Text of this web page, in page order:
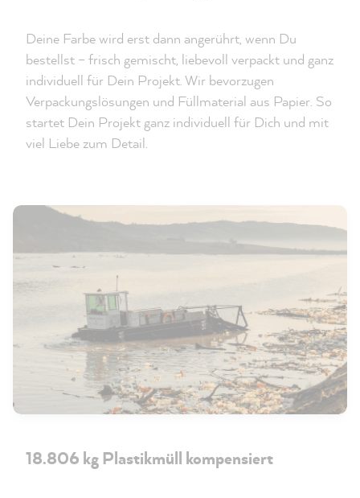
Deine Farbe wird erst dann angerührt, wenn Du
bestellst – frisch gemischt, liebevoll verpackt und ganz
individuell für Dein Projekt. Wir bevorzugen
Verpackungslösungen und Füllmaterial aus Papier. So
startet Dein Projekt ganz individuell für Dich und mit
viel Liebe zum Detail.
18.806 kg Plastikmüll kompensiert